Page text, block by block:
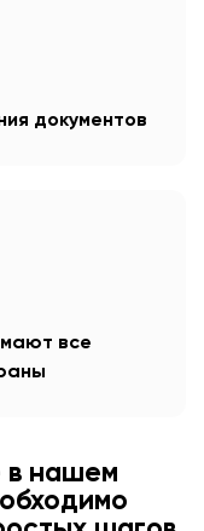
документов
все
в нашем